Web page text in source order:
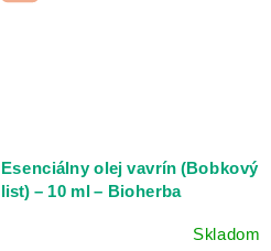
Esenciálny olej vavrín (Bobkový
list) – 10 ml – Bioherba
Skladom